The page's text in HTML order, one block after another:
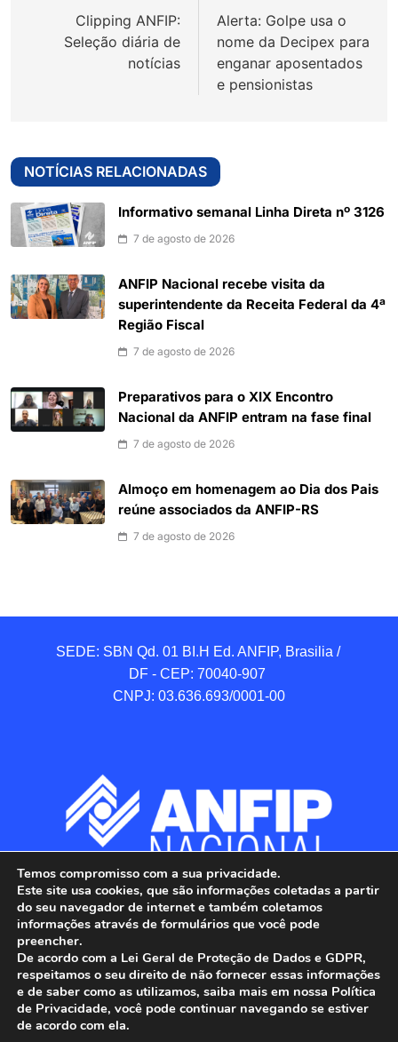
Post
Clipping ANFIP:
Seleção diária de
notícias
Alerta: Golpe usa o
nome da Decipex para
enganar aposentados
e pensionistas
NOTÍCIAS RELACIONADAS
Informativo semanal Linha Direta nº 3126
7 de agosto de 2026
ANFIP Nacional recebe visita da
superintendente da Receita Federal da 4ª
Região Fiscal
7 de agosto de 2026
Preparativos para o XIX Encontro
Nacional da ANFIP entram na fase final
7 de agosto de 2026
Almoço em homenagem ao Dia dos Pais
reúne associados da ANFIP-RS
7 de agosto de 2026
SEDE: SBN Qd. 01 BI.H Ed. ANFIP, Brasilia /
DF - CEP: 70040-907
CNPJ: 03.636.693/0001-00
ANFIP - Associação Nacional dos Auditores
Fiscais da Receita Federal do Brasil.
Temos compromisso com a sua privacidade.
Este site usa cookies, que são informações coletadas a partir
do seu navegador de internet e também coletamos
informações através de formulários que você pode
preencher.
De acordo com a Lei Geral de Proteção de Dados e GDPR,
respeitamos o seu direito de não fornecer essas informações
e de saber como as utilizamos, saiba mais em nossa Política
de Privacidade, você pode continuar navegando se estiver
de acordo com ela.